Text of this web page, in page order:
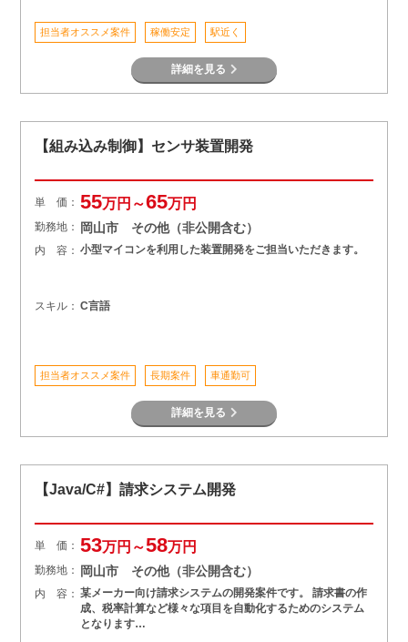
担当者オススメ案件 稼働安定 駅近く
詳細を見る
【組み込み制御】センサ装置開発
単 価： 55万円～65万円
勤務地： 岡山市 その他（非公開含む）
内 容： 小型マイコンを利用した装置開発をご担当いただきます。
スキル： C言語
担当者オススメ案件 長期案件 車通勤可
詳細を見る
【Java/C#】請求システム開発
単 価： 53万円～58万円
勤務地： 岡山市 その他（非公開含む）
内 容： 某メーカー向け請求システムの開発案件です。 請求書の作
成、税率計算など様々な項目を自動化するためのシステム
となります…